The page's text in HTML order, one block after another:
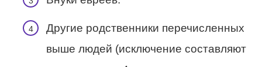
Другие родственники перечисленных
выше людей (исключение составляют